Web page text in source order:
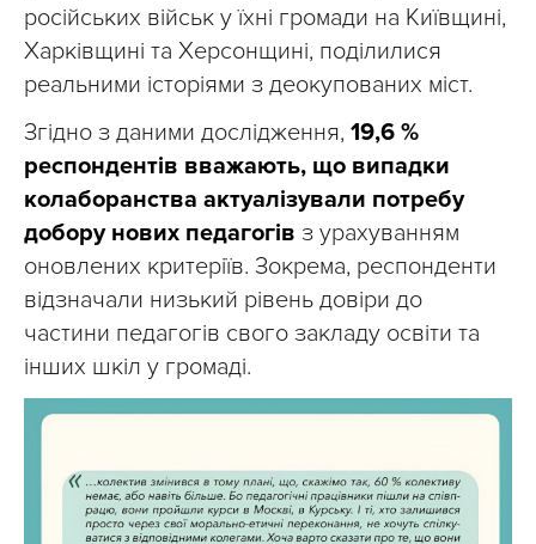
російських військ у їхні громади на Київщині,
Харківщині та Херсонщині, поділилися
реальними історіями з деокупованих міст.
Згідно з даними дослідження, 19,6 %
респондентів вважають, що випадки
колаборанства актуалізували потребу
добору нових педагогів з урахуванням
оновлених критеріїв. Зокрема, респонденти
відзначали низький рівень довіри до
частини педагогів свого закладу освіти та
інших шкіл у громаді.